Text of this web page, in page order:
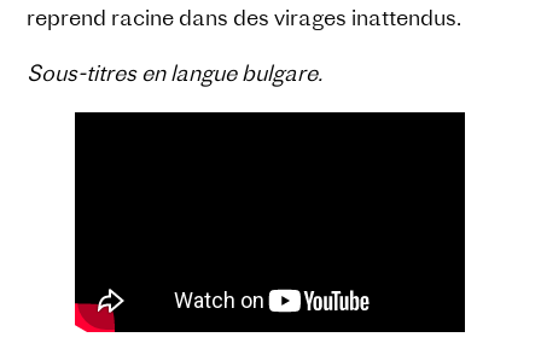
reprend racine dans des virages inattendus.
Sous-titres en langue bulgare.